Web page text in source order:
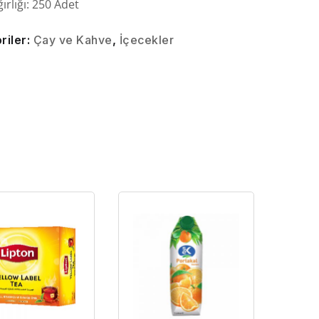
250 Adet
Çay ve Kahve, İçecekler